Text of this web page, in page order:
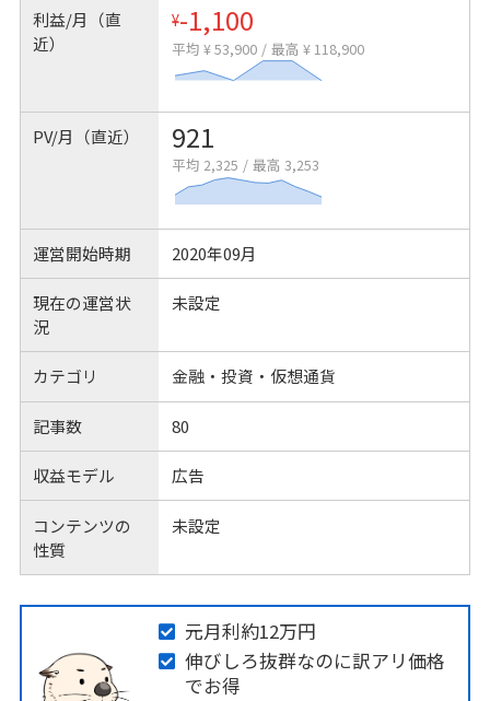
利益/月（直
近）
¥-1,100
平均 ¥ 53,900 / 最高 ¥ 118,900
PV/月（直近） 921
平均 2,325 / 最高 3,253
運営開始時期 2020年09月
現在の運営状
況
未設定
カテゴリ 金融・投資・仮想通貨
記事数 80
収益モデル 広告
コンテンツの
性質
未設定
元月利約12万円
伸びしろ抜群なのに訳アリ価格
でお得